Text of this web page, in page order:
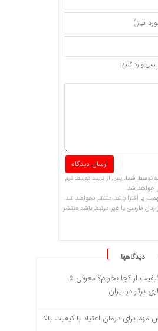
وارد کنید:
توسط شما، پس از تایید توسط تیم
خواهد شد.
یا افترا باشد منتشر نخواهد شد.
زبان فارسی یا غیر مرتبط باشد منتشر
دیدگاهها
قهوه باکیفیت از کجا بخریم؟ معرفی ۵
برتر در ایران